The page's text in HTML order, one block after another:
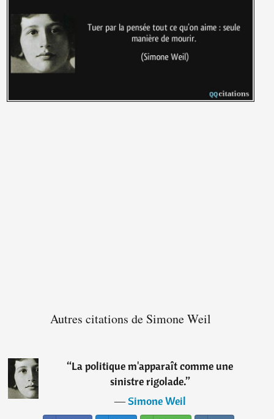
Autres citations de Simone Weil
“La politique m'apparaît comme une
sinistre rigolade.”
―Simone Weil